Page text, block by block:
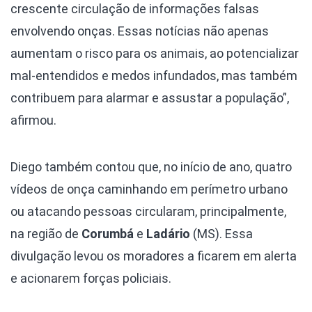
crescente circulação de informações falsas
envolvendo onças. Essas notícias não apenas
aumentam o risco para os animais, ao potencializar
mal-entendidos e medos infundados, mas também
contribuem para alarmar e assustar a população”,
afirmou.
Diego também contou que, no início de ano, quatro
vídeos de onça caminhando em perímetro urbano
ou atacando pessoas circularam, principalmente,
na região de Corumbá e Ladário (MS). Essa
divulgação levou os moradores a ficarem em alerta
e acionarem forças policiais.